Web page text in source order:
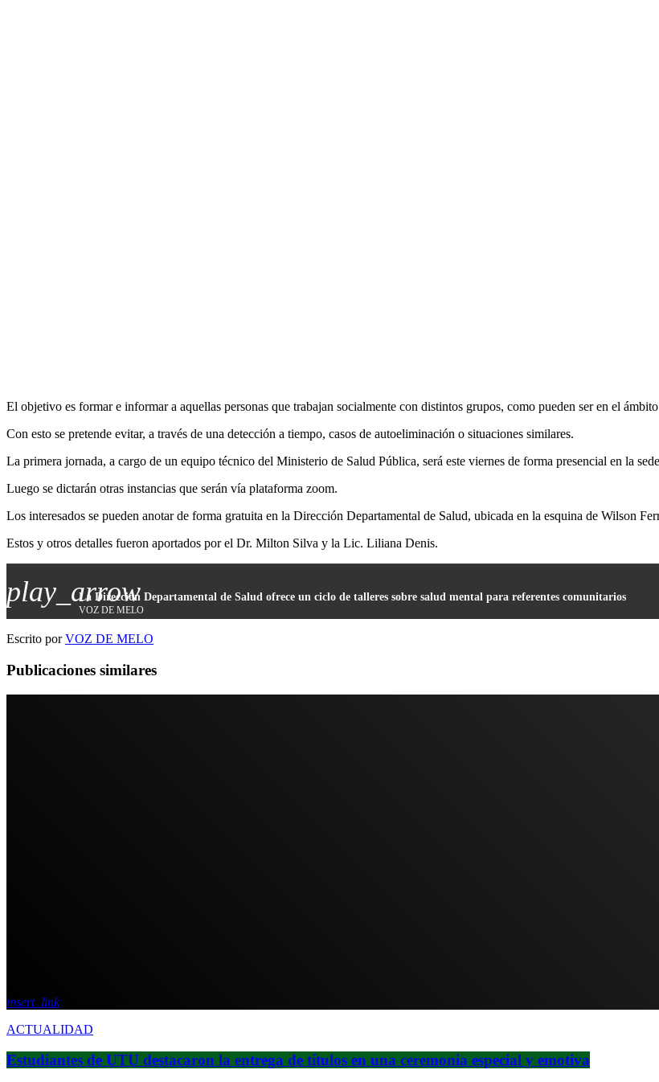
El objetivo es formar e informar a aquellas personas que trabajan socialmente con distintos grupos, como pueden ser en el
Con esto se pretende evitar, a través de una detección a tiempo, casos de autoeliminación o situaciones similares.
La primera jornada, a cargo de un equipo técnico del Ministerio de Salud Pública, será este viernes de forma presencial en la
Luego se dictarán otras instancias que serán vía plataforma zoom.
Los interesados se pueden anotar de forma gratuita en la Dirección Departamental de Salud, ubicada en la esquina de Wilson
Estos y otros detalles fueron aportados por el Dr. Milton Silva y la Lic. Liliana Denis.
play_arrowLa Dirección Departamental de Salud ofrece un ciclo de talleres sobre salud mental para referentes comunitarios
VOZ DE MELO
Escrito porVOZ DE MELO
Publicaciones similares
insert_link
ACTUALIDAD
Estudiantes de UTU destacaron la entrega de títulos en una ceremonia especial y emotiva